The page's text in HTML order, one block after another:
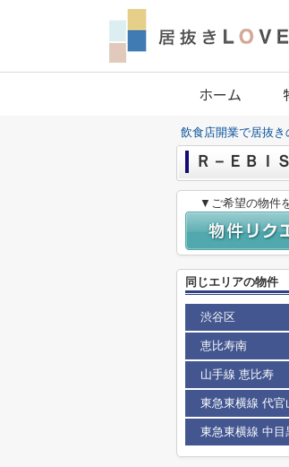
ホーム
飲食店開業で居抜
Ｒ－ＥＢＩ
▼ご希望の物件
同じエリアの物件
渋谷区
恵比寿南
山手線 恵比寿
東急東横線 代官
東急東横線 中目